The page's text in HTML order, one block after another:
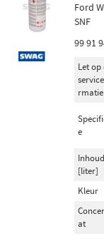
Ford
SNF
99 91
Let op
rmatie
e
Inhoud
[liter]
Kleur
at